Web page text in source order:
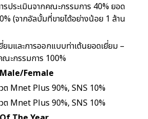
ประเมินจากคณะกรรมการ 40% ยอด
(จากอัลบั้มที่ขายได้อย่างน้อย 1 ล้าน
ยมและการออกแบบท่าเต้นยอดเยี่ยม –
ณะกรรมการ 100%
Male/Female
ต Mnet Plus 90%, SNS 10%
ต Mnet Plus 90%, SNS 10%